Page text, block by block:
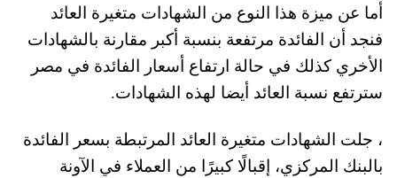
أما عن ميزة هذا النوع من الشهادات متغيرة العائد
فنجد أن الفائدة مرتفعة بنسبة أكبر مقارنة بالشهادات
الأخري كذلك في حالة ارتفاع أسعار الفائدة في مصر
سترتفع نسبة العائد أيضا لهذه الشهادات.
، جلت الشهادات متغيرة العائد المرتبطة بسعر الفائدة
بالبنك المركزي، إقبالًا كبيرًا من العملاء في الآونة